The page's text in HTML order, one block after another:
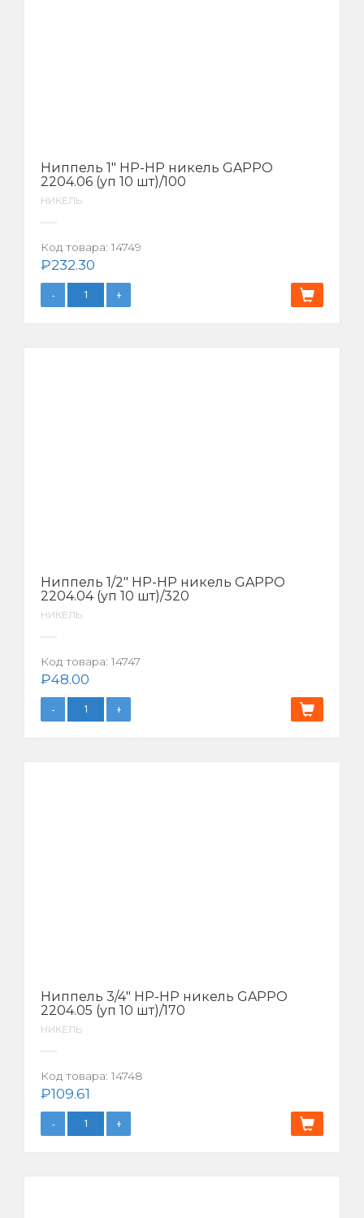
Ниппель 1″ НР-НР никель GAPPO
2204.06 (уп 10 шт)/100
НИКЕЛЬ
Код товара: 14749
₽232.30
Ниппель 1/2″ НР-НР никель GAPPO
2204.04 (уп 10 шт)/320
НИКЕЛЬ
Код товара: 14747
₽48.00
Ниппель 3/4″ НР-НР никель GAPPO
2204.05 (уп 10 шт)/170
НИКЕЛЬ
Код товара: 14748
₽109.61